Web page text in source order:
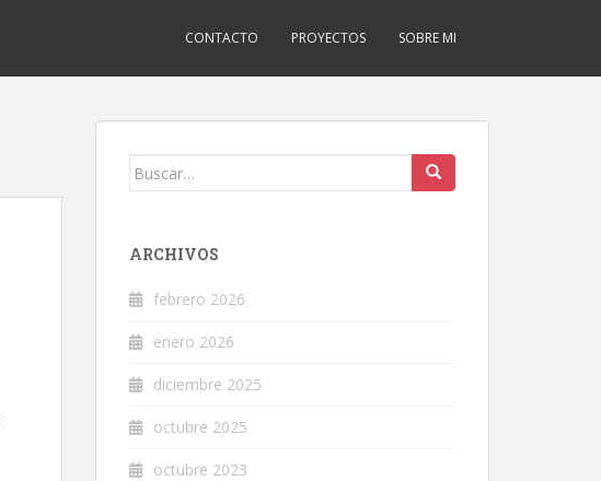
CONTACTO PROYECTOS SOBRE MI
Buscar:
ARCHIVOS
febrero 2026
enero 2026
diciembre 2025
octubre 2025
octubre 2023